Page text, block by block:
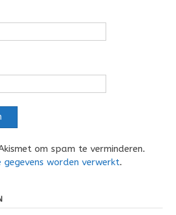
om spam te verminderen.
gegevens worden verwerkt.